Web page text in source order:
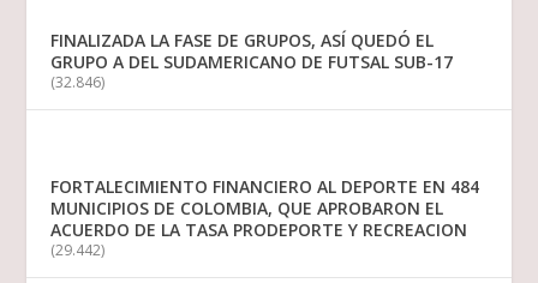
FINALIZADA LA FASE DE GRUPOS, ASÍ QUEDÓ EL
GRUPO A DEL SUDAMERICANO DE FUTSAL SUB-17
(32.846)
FORTALECIMIENTO FINANCIERO AL DEPORTE EN 484
MUNICIPIOS DE COLOMBIA, QUE APROBARON EL
ACUERDO DE LA TASA PRODEPORTE Y RECREACION
(29.442)